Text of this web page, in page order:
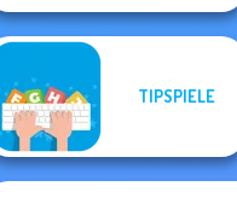
TIPSPIELE